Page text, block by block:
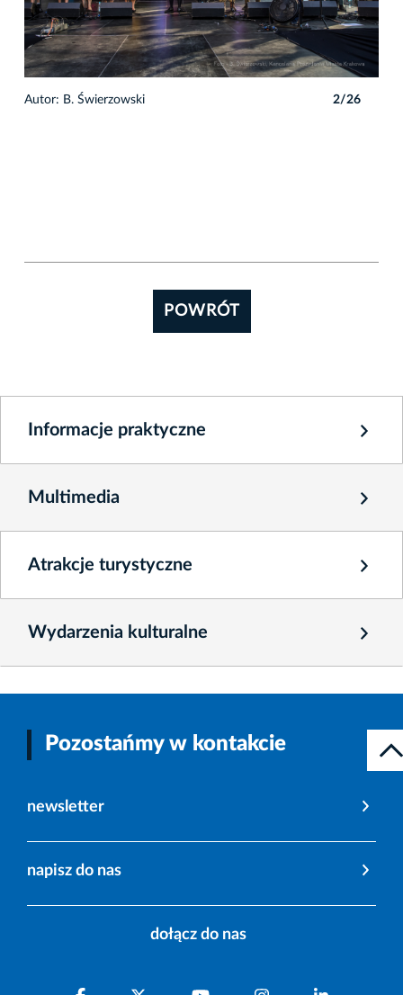
Autor: B. Świerzowski 2/26
POWRÓT
Informacje praktyczne
Multimedia
Atrakcje turystyczne
Wydarzenia kulturalne
Pozostańmy w kontakcie
newsletter
napisz do nas
dołącz do nas